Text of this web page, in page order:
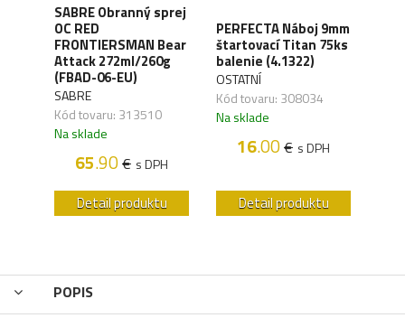
SABRE Obranný sprej
OC RED
FRONTIERSMAN Bear
Attack 272ml/260g
(FBAD-06-EU)
SABRE
Kód tovaru: 313510
Na sklade
65.90€ s DPH
Detail produktu
PERFECTA Náboj 9mm
štartovací Titan 75ks
balenie (4.1322)
OSTATNÍ
Kód tovaru: 308034
Na sklade
16.00€ s DPH
Detail produktu
POPIS